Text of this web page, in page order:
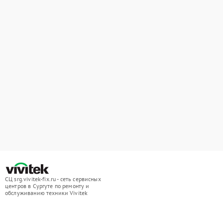
СЦ srg.vivitek-fix.ru - сеть сервисных
центров в Сургуте по ремонту и
обслуживанию техники Vivitek